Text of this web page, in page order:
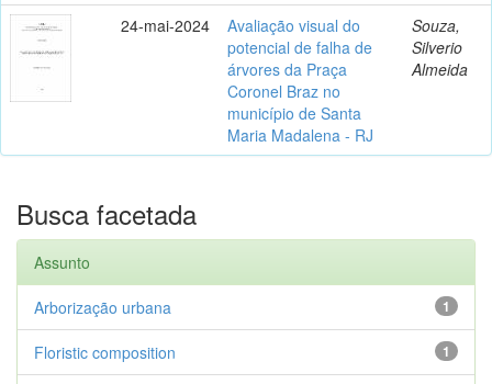
24-mai-2024
Avaliação visual do
potencial de falha de
árvores da Praça
Coronel Braz no
município de Santa
Maria Madalena - RJ
Souza,
Silverio
Almeida
Busca facetada
Assunto
1
Arborização urbana
1
Floristic composition